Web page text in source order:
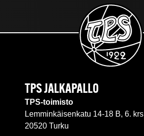
TPS JALKAPALLO
TPS-toimisto
Lemminkäisenkatu 14-18 B, 6. krs
20520 Turku